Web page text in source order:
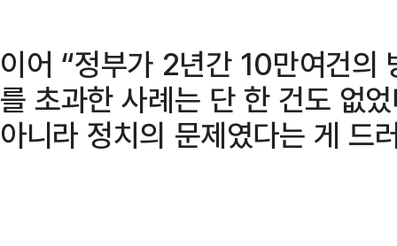
이어 “정부가 2년간 10만여건의
를 초과한 사례는 단 한 건도 없
아니라 정치의 문제였다는 게 드